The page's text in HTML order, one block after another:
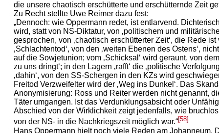
die unsere chaotisch erschütterte und erschütternde Zeit
Zu Recht stellte Uwe Reimer dazu fest:
„Dennoch: wie Oppermann redet, ist entlarvend.
wird, statt von NS-Diktatur, von ‚politischem und
gesprochen, von ‚chaotisch erschütterter Zeit‘, die Rede ist
‚Schlachtentod‘, von den ‚weiten Ebenen des Ostens‘,
auf die Sowjetunion; vom ‚Schicksal‘ wird geraunt, von
zu uns dringt‘; in den Lagern ‚rafft‘ die ‚politische
‚dahin‘, von den SS-Schergen in den KZs wird
Freitod Verzweifelter wird der ‚Weg ins Dunkel‘. Das
Anonymisierung: Ross und Reiter werden nicht genannt,
Täter umgangen. Ist das Verdunklungsabsicht oder
Abschied von der Wirklichkeit zeigt jedenfalls, wie
von der NS- in die Nachkriegszeit möglich war.“[58]
Hans Oppermann hielt noch viele Reden am Johanneum.